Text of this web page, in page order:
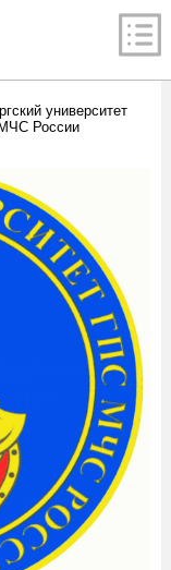
университет
России